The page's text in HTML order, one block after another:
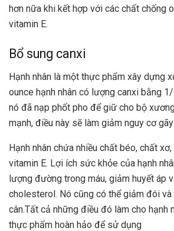
hơn nữa khi kết hợp với các chất chống
vitamin E.
Bổ sung canxi
Hạnh nhân là một thực phẩm xây dựng
ounce hạnh nhân có lượng canxi bằng
nó đã nạp phốt pho để giữ cho bộ
mạnh, điều này sẽ làm giảm nguy cơ
Hạnh nhân chứa nhiều chất béo, chất
vitamin E. Lợi ích sức khỏe của hạnh
lượng đường trong máu, giảm huyết áp
cholesterol. Nó cũng có thể giảm đói
cân.Tất cả những điều đó làm cho hạnh
thực phẩm hoàn hảo để sử dụng